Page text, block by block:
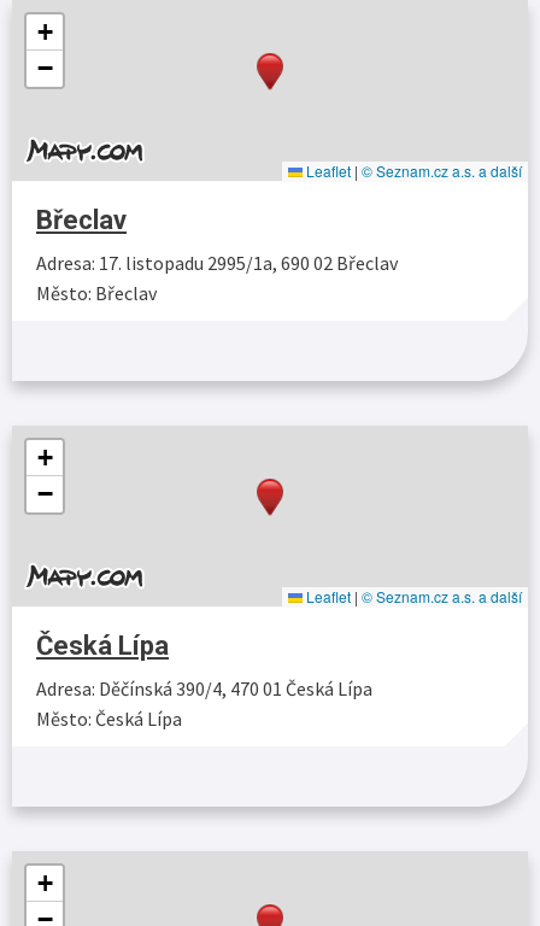
+
−
Leaflet | © Seznam.cz a.s. a další
Břeclav
Adresa: 17. listopadu 2995/1a, 690 02 Břeclav
Město: Břeclav
+
−
Leaflet | © Seznam.cz a.s. a další
Česká Lípa
Adresa: Děčínská 390/4, 470 01 Česká Lípa
Město: Česká Lípa
+
−